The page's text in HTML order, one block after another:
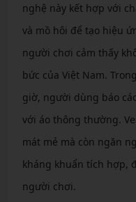
nghệ này kết hợp với
và mồ hôi để tạo hiệu
người chơi cảm thấy
bức của Việt Nam.
giờ, người dùng báo
với áo thông thường.
mát mẻ mà còn ngăn
kháng khuẩn tích hợp,
người chơi.